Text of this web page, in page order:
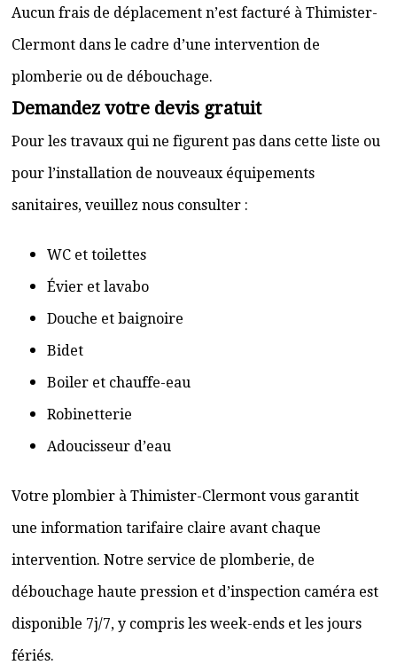
Aucun frais de déplacement n’est facturé à Thimister-
Clermont dans le cadre d’une intervention de
plomberie ou de débouchage.
Demandez votre devis gratuit
Pour les travaux qui ne figurent pas dans cette liste ou
pour l’installation de nouveaux équipements
sanitaires, veuillez nous consulter :
WC et toilettes
Évier et lavabo
Douche et baignoire
Bidet
Boiler et chauffe-eau
Robinetterie
Adoucisseur d’eau
Votre plombier à Thimister-Clermont vous garantit
une information tarifaire claire avant chaque
intervention. Notre service de plomberie, de
débouchage haute pression et d’inspection caméra est
disponible 7j/7, y compris les week-ends et les jours
fériés.